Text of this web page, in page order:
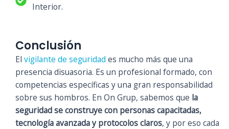
Interior.
Conclusión
El vigilante de seguridad es mucho más que una
presencia disuasoria. Es un profesional formado, con
competencias específicas y una gran responsabilidad
sobre sus hombros. En On Grup, sabemos que la
seguridad se construye con personas capacitadas,
tecnología avanzada y protocolos claros, y por eso cada